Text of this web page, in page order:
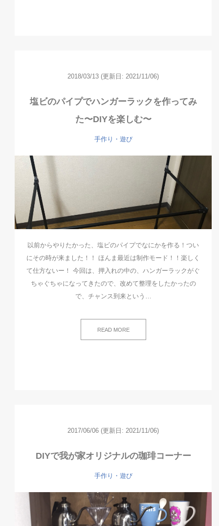
2018/03/13 (更新日: 2021/11/06)
塩ビのパイプでハンガーラックを作ってみ
た〜DIYを楽しむ〜
手作り・遊び
以前からやりたかった、塩ビのパイプでなにかを作る！つい
にその時が来ました！！ ほんま最近は制作モード！！楽しく
て仕方ないー！ 今回は、押入れの中の、ハンガーラックがぐ
ちゃぐちゃになってきたので、改めて整理をしたかったの
で、チャンス到来という…
READ MORE
2017/06/06 (更新日: 2021/11/06)
DIYで我が家オリジナルの珈琲コーナー
手作り・遊び